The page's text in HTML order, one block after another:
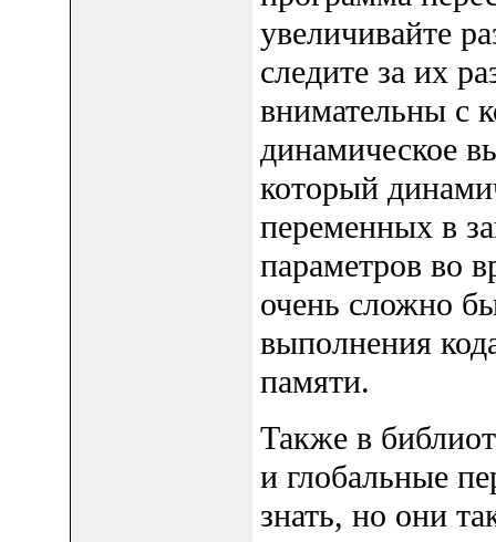
увеличивайте
следите за их
внимательны с
динамическое
который
переменных в
параметров во
очень сложно
выполнения
памяти.
Также в
и глобальные
знать, но они